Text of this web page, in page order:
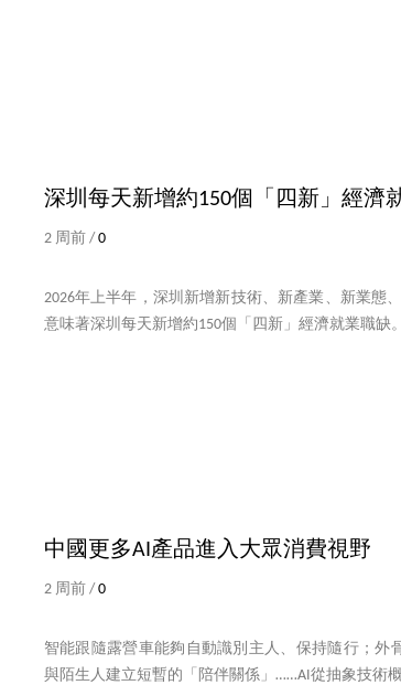
深圳每天新增約150個「四新」經濟
2 周前 / 0
2026年上半年，深圳新增新技術、新產業、新業態
意味著深圳每天新增約150個「四新」經濟就業職缺。
中國更多AI產品進入大眾消費視野
2 周前 /0
智能跟隨露營車能夠自動識別主人、保持隨行；外
與陌生人建立短暫的「陪伴關係」……AI從抽象技術